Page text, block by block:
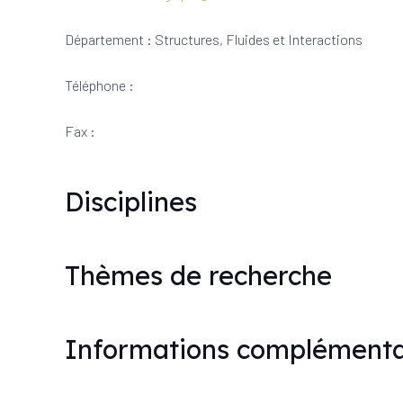
Département : Structures, Fluides et Interactions
Téléphone :
Fax :
Disciplines
Thèmes de recherche
Informations